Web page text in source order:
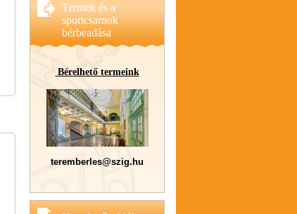
Termek és a
sportcsarnok
bérbeadása
Bérelhető termeink
teremberles@szig.hu